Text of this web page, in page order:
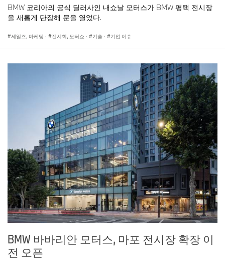
BMW 코리아의 공식 딜러사인 내쇼날 모터스가 BMW 평택 전시장
을 새롭게 단장해 문을 열었다.
세일즈, 마케팅 · 전시회, 모터쇼 · 기술 · 기업 이슈
BMW 바바리안 모터스, 마포 전시장 확장 이
전 오픈